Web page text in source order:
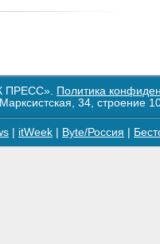
ПРЕСС». Политика
34,
itWeek Byte/Россия